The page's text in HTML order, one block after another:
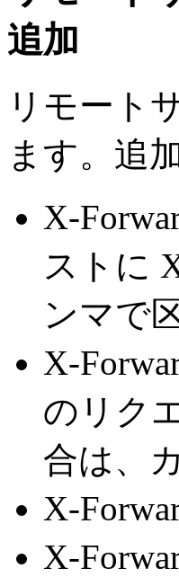
追加
リモート
ます。追
X-
ストに
ンマで
X-
のリク
合は、
X-
X-